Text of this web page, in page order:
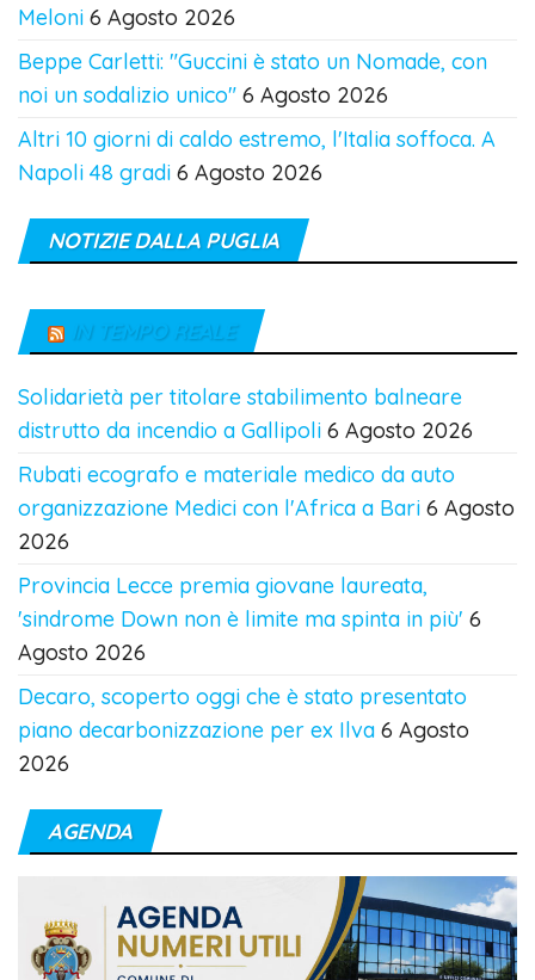
Meloni 6 Agosto 2026
Beppe Carletti: "Guccini è stato un Nomade, con
noi un sodalizio unico" 6 Agosto 2026
Altri 10 giorni di caldo estremo, l'Italia soffoca. A
Napoli 48 gradi 6 Agosto 2026
NOTIZIE DALLA PUGLIA
IN TEMPO REALE
Solidarietà per titolare stabilimento balneare
distrutto da incendio a Gallipoli 6 Agosto 2026
Rubati ecografo e materiale medico da auto
organizzazione Medici con l'Africa a Bari 6 Agosto
2026
Provincia Lecce premia giovane laureata,
'sindrome Down non è limite ma spinta in più' 6
Agosto 2026
Decaro, scoperto oggi che è stato presentato
piano decarbonizzazione per ex Ilva 6 Agosto
2026
AGENDA